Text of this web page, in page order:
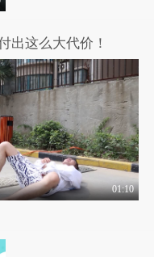
出这么大代价！
01:10